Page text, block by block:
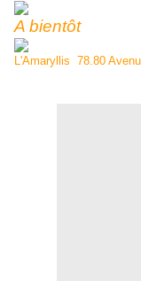
A bientôt
L'Amaryllis 78.80